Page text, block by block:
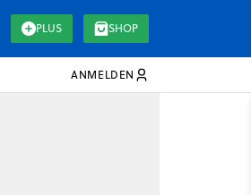
PLUS SHOP
ANMELDEN